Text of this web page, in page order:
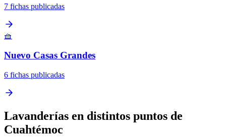
7 fichas publicadas
🧺
Nuevo Casas Grandes
6 fichas publicadas
Lavanderías en distintos puntos de
Cuahtémoc